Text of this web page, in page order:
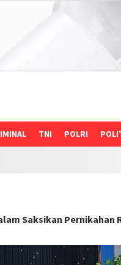
TNI POLRI
Saksikan Pernikahan